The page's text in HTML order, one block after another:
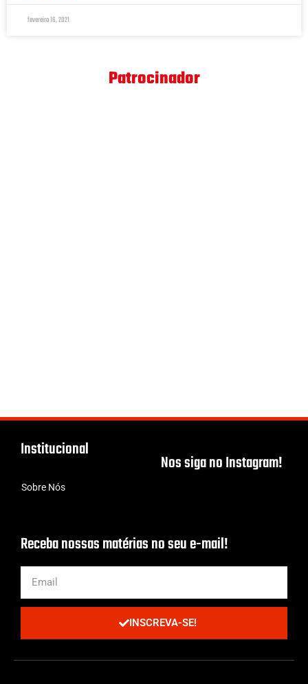
fevereiro 16, 2021
Patrocinador
Institucional
Sobre Nós
Nos siga no Instagram!
Receba nossas matérias no seu e-mail!
INSCREVA-SE!